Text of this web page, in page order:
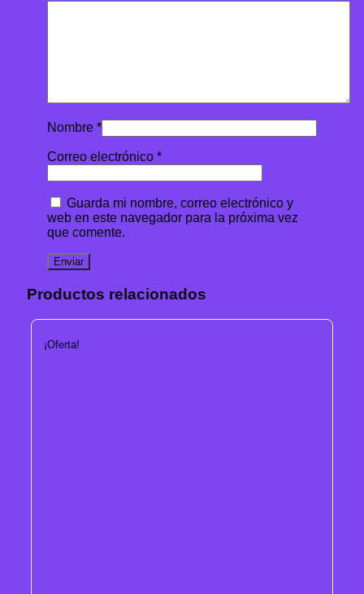
Nombre *
Correo electrónico *
Guarda mi nombre, correo electrónico y
web en este navegador para la próxima vez
que comente.
Productos relacionados
¡Oferta!